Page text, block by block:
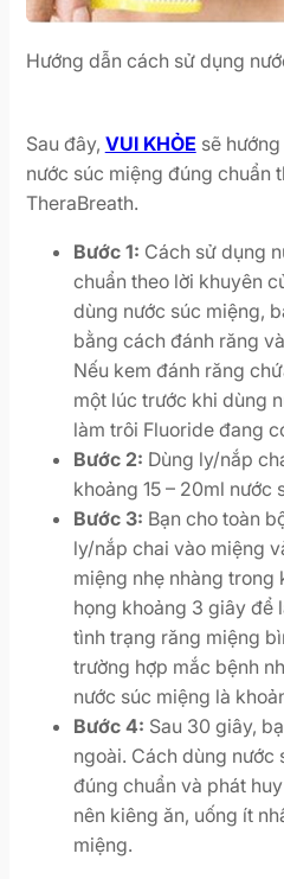
Hướng dẫn cách sử dụng
Sau đây, VUI KHỎE sẽ
nước súc miệng đúng chuẩn
TheraBreath.
Bước 1: Cách sử dụng
chuẩn theo lời khuyên
dùng nước súc miệng,
bằng cách đánh răng
Nếu kem đánh răng
một lúc trước khi dùng
làm trôi Fluoride đang
Bước 2: Dùng ly/nắp
khoảng 15 – 20ml nước
Bước 3: Bạn cho toàn
ly/nắp chai vào miệng
miệng nhẹ nhàng
họng khoảng 3 giây để
tình trạng răng miệng
trường hợp mắc bệnh
nước súc miệng là
Bước 4: Sau 30 giây,
ngoài. Cách dùng nước
đúng chuẩn và phát
nên kiêng ăn, uống ít
miệng.